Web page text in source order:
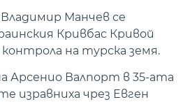
Манчев се
Кривбас Кривой
на турска земя.
Арсенио Валпорт в 35-ата
изравниха чрез Евген